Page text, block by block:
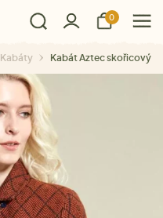
0
Kabáty Kabát Aztec skořicový